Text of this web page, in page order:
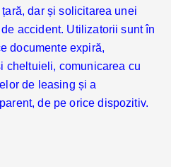
dar și solicitarea unei
accident. Utilizatorii sunt în
documente expiră,
cheltuieli, comunicarea cu
de leasing și a
de pe orice dispozitiv.